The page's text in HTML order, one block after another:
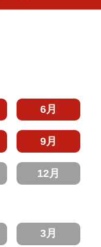
6月
9月
12月
3月